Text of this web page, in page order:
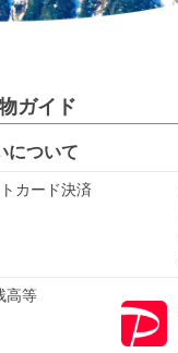
ガイド
について
カード決済
高等